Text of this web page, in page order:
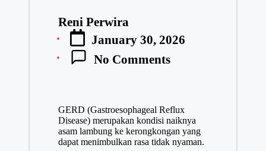
Posted
by
Reni Perwira
January 30, 2026
No Comments
GERD (Gastroesophageal Reflux
Disease) merupakan kondisi naiknya
asam lambung ke kerongkongan yang
dapat menimbulkan rasa tidak nyaman.